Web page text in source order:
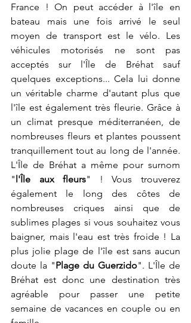
France ! On peut accéder à l'île en
bateau mais une fois arrivé le seul
moyen de transport est le vélo. Les
véhicules motorisés ne sont pas
acceptés sur l'Île de Bréhat sauf
quelques exceptions... Cela lui donne
un véritable charme d'autant plus que
l'île est également très fleurie. Grâce à
un climat presque méditerranéen, de
nombreuses fleurs et plantes poussent
tranquillement tout au long de l'année.
L'Île de Bréhat a même pour surnom
"l'Île aux fleurs" ! Vous trouverez
également le long des côtes de
nombreuses criques ainsi que de
sublimes plages si vous souhaitez vous
baigner, mais l'eau est très froide ! La
plus jolie plage de l'île est sans aucun
doute la "Plage du Guerzido". L'Île de
Bréhat est donc une destination très
agréable pour passer une petite
semaine de vacances en couple ou en